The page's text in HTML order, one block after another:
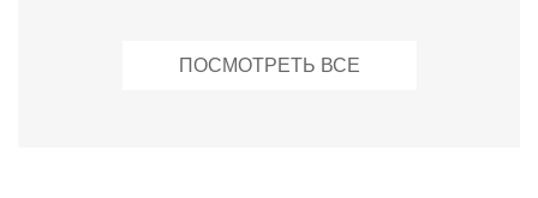
ПОСМОТРЕТЬ ВСЕ